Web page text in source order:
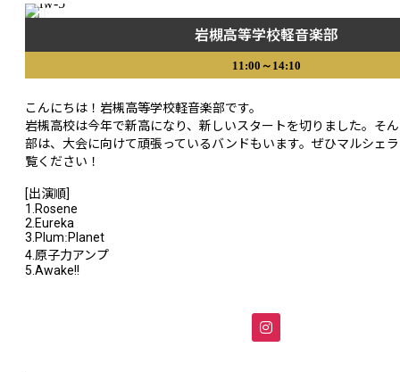
岩槻高等学校軽音楽部
11:00～14:10
こんにちは！岩槻高等学校軽音楽部です。
岩槻高校は今年で新高になり、新しいスタートを切りました。そ
部は、大会に向けて頑張っているバンドもいます。ぜひマルシェ
覧ください！
[出演順]
1.Rosene
2.Eureka
3.PlumːPlanet
4.原子力アンプ
5.Awake!!